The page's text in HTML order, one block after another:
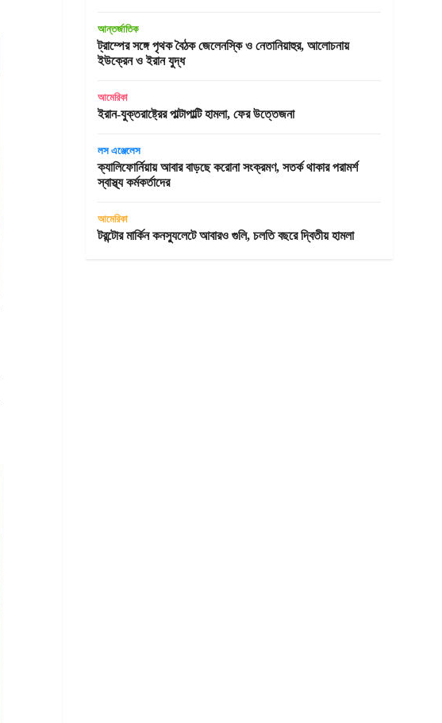
আন্তর্জাতিক
ট্রাম্পের সঙ্গে পৃথক বৈঠক জেলেনস্কি ও নেতানিয়াহুর, আলোচনায়
ইউক্রেন ও ইরান যুদ্ধ
আমেরিকা
ইরান-যুক্তরাষ্ট্রের পাল্টাপাল্টি হামলা, ফের উত্তেজনা
লস এঞ্জেলেস
ক্যালিফোর্নিয়ায় আবার বাড়ছে করোনা সংক্রমণ, সতর্ক থাকার পরামর্শ
স্বাস্থ্য কর্মকর্তাদের
আমেরিকা
টরন্টোর মার্কিন কনস্যুলেটে আবারও গুলি, চলতি বছরে দ্বিতীয় হামলা